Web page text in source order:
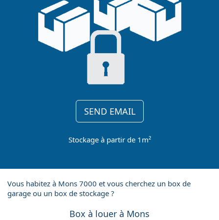
SEND EMAIL
Stockage à partir de 1m²
Vous habitez à Mons 7000 et vous cherchez un box de
garage ou un box de stockage ?
Box à louer à Mons